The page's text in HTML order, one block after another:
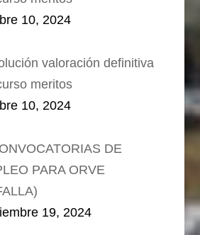
10, 2024
valoración definitiva
meritos
10, 2024
DE
PARA ORVE
19, 2024